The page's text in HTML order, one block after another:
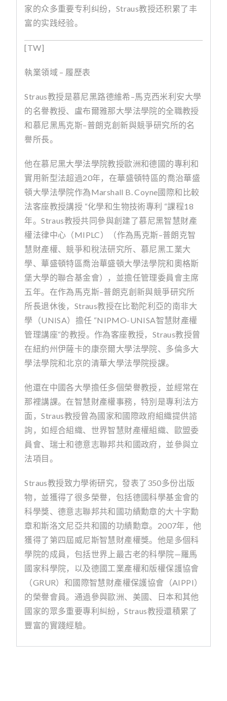
家的众多重要专利纠纷， Straus教授还积累了丰
富的实践经验。
[TW]
執業領域 – 履歷表
Straus教授是慕尼黑路德維希–馬克西米利安大學
的名譽教授、盧布爾雅那大學法學院的全職教授
和慕尼黑馬克斯–普朗克創新與競爭研究所的名
譽所長。
他在慕尼黑大學法學院教授歐洲和德國的專利和
實用新型法超過20年，在華盛頓特區的喬治華盛
頓大學法學院作為Marshall B. Coyne國際和比較
法客座教授講授 “化學和生物技術專利 “課程18
年。Straus教授共同參與創建了慕尼黑智慧財產
權法律中心（MIPLC）（作為馬克斯–普朗克智
慧財產權、競爭和稅法研究所、慕尼黑工業大
學、華盛頓特區喬治華盛頓大學法學院和奧格斯
堡大學的聯合基金會），並擔任管理委員會主席
五年。在作為馬克斯–普朗克創新與競爭研究所
所長退休後， Straus教授在比勒陀利亞的南非大
學（UNISA）擔任 “NIPMO-UNISA智慧財產權
管理講座“的教授。作為客座教授， Straus教授曾
在紐約州伊薩卡的康奈爾大學法學院、多倫多大
學法學院和北京的清華大學法學院授課。
他還在中國各大學擔任多個榮譽教授，並經常在
那裡講課。在智慧財產權事務，特別是專利法方
面，Straus教授曾為國家和國際政府組織提供諮
詢，如經合組織、世界智慧財產權組織、歐盟委
員會、瑞士和德意志聯邦共和國政府，並參與立
法項目。
Straus教授致力學術研究，發表了 350多份出版
物，並獲得了很多榮譽，包括德國科學基金會的
科學獎、德意志聯邦共和國功績勳章的大十字勳
章和斯洛文尼亞共和國的功績勳章。 2007年，他
獲得了第四屆威尼斯智慧財產權獎。他是多個科
學院的成員，包括世界上最古老的科學院—羅馬
國家科學院，以及德國工業產權和版權保護協會
（GRUR）和國際智慧財產權保護協會（AIPPI）
的榮譽會員。通過參與歐洲、美國、日本和其他
國家的眾多重要專利糾紛，Straus教授還積累了
豐富的實踐經驗。